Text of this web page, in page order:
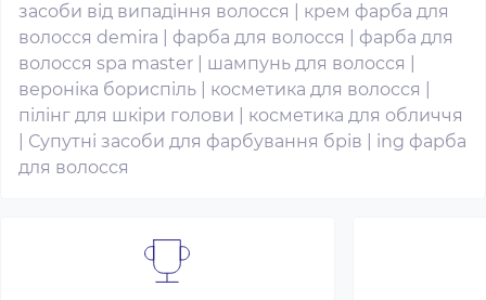
засоби від випадіння волосся
крем фарба для
волосся demira
фарба для волосся
фарба для
волосся spa master
шампунь для волосся
вероніка бориспіль
косметика для волосся
пілінг для шкіри голови
косметика для обличчя
Супутні засоби для фарбування брів
ing фарба
для волосся